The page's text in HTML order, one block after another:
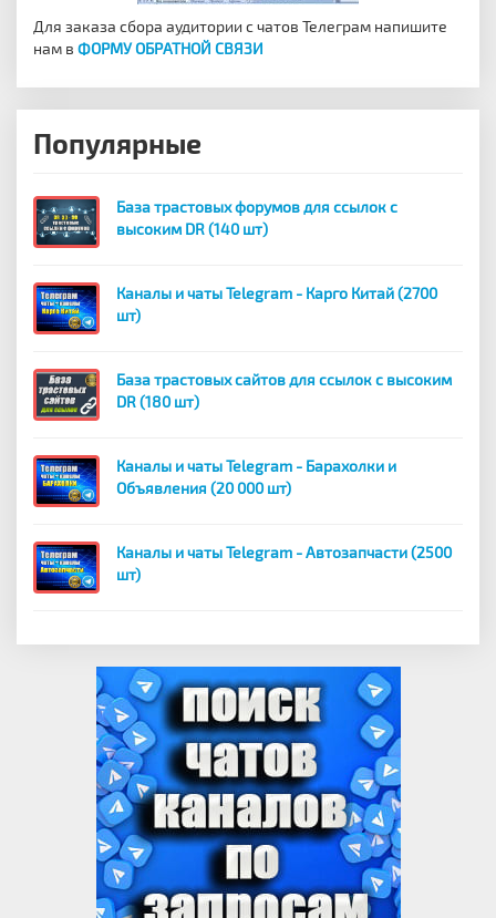
Для заказа сбора аудитории с чатов Телеграм напишите
нам в ФОРМУ ОБРАТНОЙ СВЯЗИ
Популярные
База трастовых форумов для ссылок с
высоким DR (140 шт)
Каналы и чаты Telegram - Карго Китай (2700
шт)
База трастовых сайтов для ссылок с высоким
DR (180 шт)
Каналы и чаты Telegram - Барахолки и
Объявления (20 000 шт)
Каналы и чаты Telegram - Автозапчасти (2500
шт)